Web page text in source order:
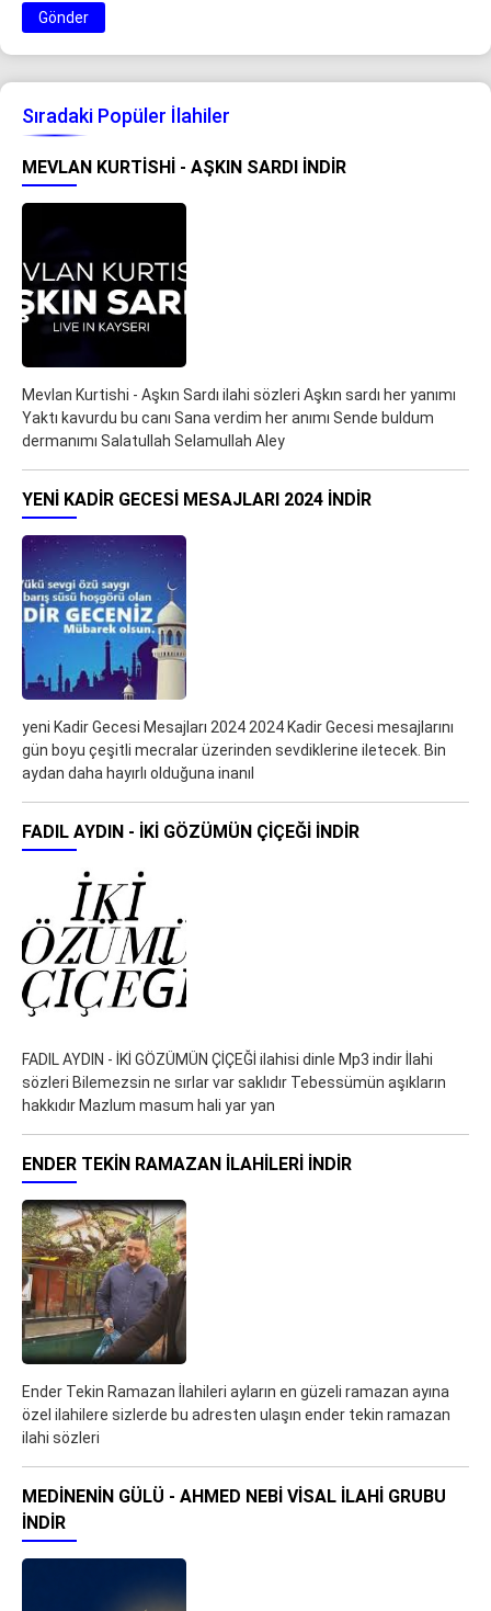
Gönder
Sıradaki Popüler İlahiler
MEVLAN KURTISHI - AŞKIN SARDI İNDIR
Mevlan Kurtishi - Aşkın Sardı ilahi sözleri Aşkın sardı her yanımı
Yaktı kavurdu bu canı Sana verdim her anımı Sende buldum
dermanımı Salatullah Selamullah Aley
YENI KADIR GECESI MESAJLARI 2024 İNDIR
yeni Kadir Gecesi Mesajları 2024 2024 Kadir Gecesi mesajlarını
gün boyu çeşitli mecralar üzerinden sevdiklerine iletecek. Bin
aydan daha hayırlı olduğuna inanıl
FADIL AYDIN - İKİ GÖZÜMÜN ÇİÇEĞİ İNDIR
FADIL AYDIN - İKİ GÖZÜMÜN ÇİÇEĞİ ilahisi dinle Mp3 indir İlahi
sözleri Bilemezsin ne sırlar var saklıdır Tebessümün aşıkların
hakkıdır Mazlum masum hali yar yan
ENDER TEKIN RAMAZAN İLAHILERI İNDIR
Ender Tekin Ramazan İlahileri ayların en güzeli ramazan ayına
özel ilahilere sizlerde bu adresten ulaşın ender tekin ramazan
ilahi sözleri
MEDINENIN GÜLÜ - AHMED NEBI VISAL İLAHI GRUBU
İNDIR